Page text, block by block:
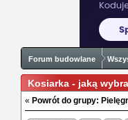
Forum budowlane
Kosiarka - jaką
« Powrót do grupy: